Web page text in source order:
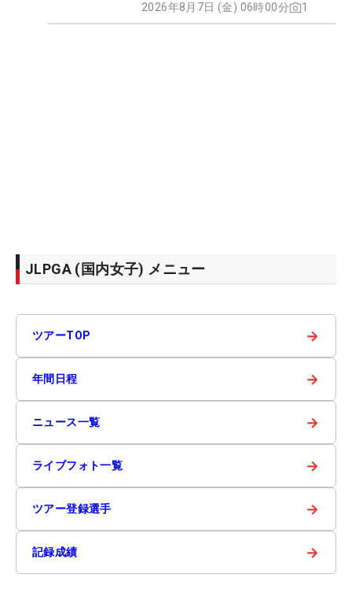
2026年8月7日 (金) 06時00分 1
JLPGA (国内女子) メニュー
ツアーTOP →
年間日程 →
ニュース一覧 →
ライブフォト一覧 →
ツアー登録選手 →
記録成績 →